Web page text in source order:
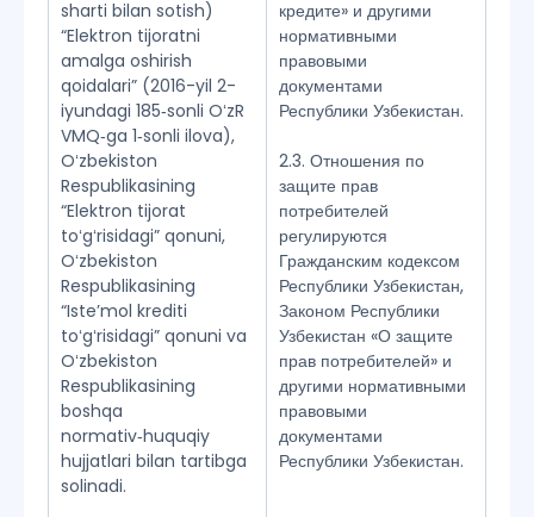
sharti bilan sotish)
“Elektron tijoratni
amalga oshirish
qoidalari” (2016-yil 2-
iyundagi 185‑sonli OʻzR
VMQ‑ga 1‑sonli ilova),
Oʻzbekiston
Respublikasining
“Elektron tijorat
toʻgʻrisidagi” qonuni,
Oʻzbekiston
Respublikasining
“Isteʼmol krediti
toʻgʻrisidagi” qonuni va
Oʻzbekiston
Respublikasining
boshqa
normativ‑huquqiy
hujjatlari bilan tartibga
solinadi.
кредите» и другими
нормативными
правовыми
документами
Республики Узбекистан.
2.3. Отношения по
защите прав
потребителей
регулируются
Гражданским кодексом
Республики Узбекистан,
Законом Республики
Узбекистан «О защите
прав потребителей» и
другими нормативными
правовыми
документами
Республики Узбекистан.